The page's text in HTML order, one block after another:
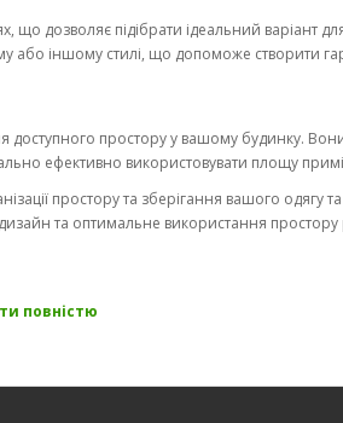
що дозволяє підібрати ідеальний варіант
або іншому стилі, що допоможе створити
простору у вашому будинку.
ефективно використовувати площу
простору та зберігання вашого одягу
та оптимальне використання
повністю